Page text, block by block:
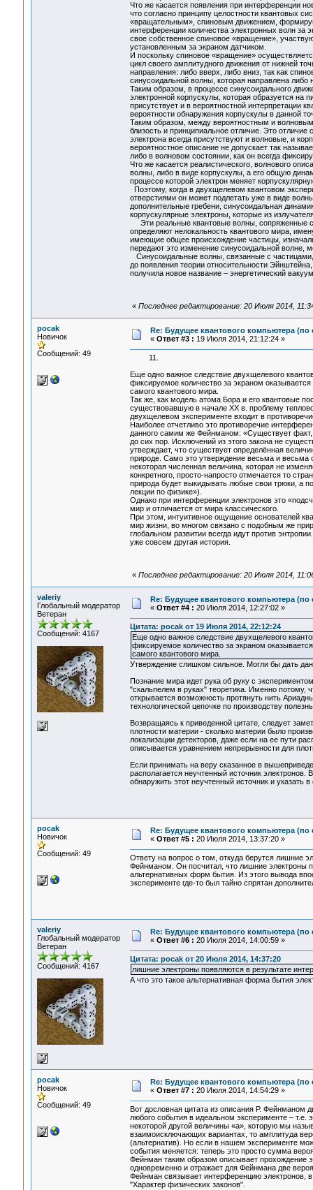
Что же касается появления при интерференции
что согласно принципу целостности квантовых
«вращательным», спиновым движением,
интерференции количества электронных волн за
свое собственное спиновое «вращение»,
установленным за экраном датчиком.
И поскольку спиновое «вращение»
цикл своего амплитудного движения от нижней
направления: либо вверх, либо вниз, так как
синусоидальной волны, которая направлена
Таким образом, в процессе синусоидального
электронной корпускулы, которая образуется на
присутствует и в вероятностной интерпретации
вероятности обнаружения корпускулы в данной
Таким образом, между вероятностным и
близость и принципиальное отличие. Это отличие
электрона всегда присутствуют и волновые, и
вероятностное описание не допускает так
либо в волновом состоянии, как он всегда
Что же касается реалистического, волнового
волны, либо в виде корпускулы, а его общую
процессе которой электрон меняет
Поэтому, когда в двухщелевом квантовом
отверстиями он может подлетать уже в виде
дополнительные гребени, синусоидальная
корпускулярные электроны, которые из
Эти реальные квантовые волны, сопряженные
определяют нелокальность квантового мира,
имеющие общее происхождение частицы,
передают это изменение синусоидальной
Синусоидальные волны, связанные с
до появления теории относительности
получила новое название – энергетический
« Последнее редактирование: 20 Июля 2014,
pocak
Новичок
Сообщений: 49
Re: Будущее квантового компьютера (по
« Ответ #3 : 19 Июля 2014, 21:12:24 »
11.
Еще одно важное следствие двухщелевого
фиксируемое количество за экраном
самого квантового мира.
Так же, как модель атома Бора и его квантовые
существовавшую в начале XX в. проблему
двухщелевом эксперименте входит в
Наиболее отчетливо это противоречие
данного самим же Фейнманом: «Существует
до сих пор. Исключений из этого закона не
утверждает, что существует определённая
природе. Само это утверждение весьма и весьма
некоторая численная величина, которая не
конкретного, просто-напросто отмечается то
природа будет выкидывать любые свои трюки, а
лекции по физике»).
Однако при интерференции электронов это
мир и отличается от мира классического.
При этом, интуитивное ощущение основателей
мир жизни, во многом связано с подобным же
глобальном развитии всегда идут против
уже совсем другая история.
« Последнее редактирование: 20 Июля 2014,
valeriy
Глобальный модератор
Ветеран
Сообщений: 4167
Re: Будущее квантового компьютера (по
« Ответ #4 : 20 Июля 2014, 12:27:02 »
Цитата: pocak от 19 Июля 2014, 22:12:24
Еще одно важное следствие двухщелевого
фиксируемое количество за экраном
самого квантового мира.
Утверждение слишком сильное. Могли бы дать
Познание мира идет рука об руку с
"скальпелем в руках" теоретика. Именно потому,
открывается возможность протянуть нить
технологической цепочке по производству
Возвращаясь к приведенной цитате, следует
плотности материи - сколько материи было
локализации детекторов, даже если на ее пути
описывается уравнением непрерывности для
Если принимать на веру сказанное в
располагается неучтенный источник
обнаружить этот неучтенный источник и указать
pocak
Новичок
Сообщений: 49
Re: Будущее квантового компьютера (по
« Ответ #5 : 20 Июля 2014, 13:37:20 »
Ответу на вопрос о том, откуда берутся лишние
Фейнманом. Он посчитал, что лишние электроны
альтернативных форм бытия. Из этого вывода
эксперименте где-то был тайно спрятан
valeriy
Глобальный модератор
Ветеран
Сообщений: 4167
Re: Будущее квантового компьютера (по
« Ответ #6 : 20 Июля 2014, 14:00:59 »
Цитата: pocak от 20 Июля 2014, 14:37:20
лишние электроны появляются в результате
А что это такое альтернативная форма бытия
pocak
Новичок
Сообщений: 49
Re: Будущее квантового компьютера (по
« Ответ #7 : 20 Июля 2014, 14:54:29 »
Вот дословная цитата из описания Р. Фейнманом
любого события в идеальном эксперименте – т.е.
некоторой другой величины «а», которую мы
взаимоисключающих вариантах, то амплитуда
(альтернатив). Но если в нашем эксперименте
события меняется: теперь это просто сумма
Фейнман таким образом описывает прохождение
одновременно и отражает для Фейнмана две
Фейнман связывает интерференцию электронов, в
"Характер физических законов".